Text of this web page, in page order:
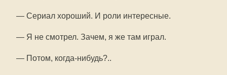
— Сериал хороший. И роли интересные.
— Я не смотрел. Зачем, я же там играл.
— Потом, когда-нибудь?..